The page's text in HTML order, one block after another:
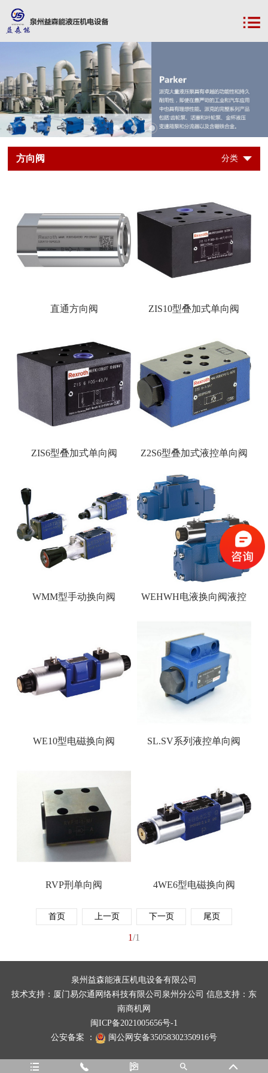
    
方向阀 分类
直通方向阀 ZIS10型叠加式单向阀
ZIS6型叠加式单向阀 Z2S6型叠加式液控单向阀
WMM型手动换向阀 WEHWH电液换向阀液控
WE10型电磁换向阀 SL.SV系列液控单向阀
RVP刑单向阀 4WE6型电磁换向阀
首页 上一页 下一页 尾页
1/1
泉州益森能液压机电设备有限公司
技术支持： 厦门易尔通网络科技有限公司泉州分公司 信息支持： 东
南商机网
闽ICP备2021005656号-1
公安备案 ：
闽公网安备35058302350916号